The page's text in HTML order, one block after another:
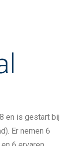
en is gestart bij
Er nemen 6